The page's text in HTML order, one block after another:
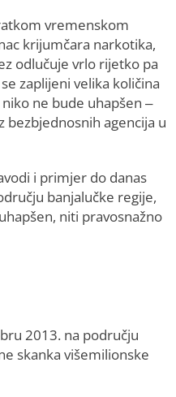
vremenskom
krijumčara narkotika,
odlučuje vrlo rijetko pa
zaplijeni velika količina
ne bude uhapšen –
bezbjednosnih agencija u
i primjer do danas
banjalučke regije,
niti pravosnažno
2013. na području
skanka višemilionske